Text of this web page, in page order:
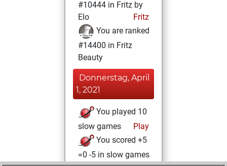
#10444 in Fritz by
Elo
Fritz
You are ranked
#14400 in Fritz
Beauty
Donnerstag, April
1, 2021
You played 10
slow games
Play
You scored +5
=0 -5 in slow games